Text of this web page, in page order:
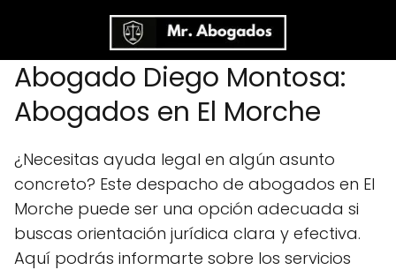
Abogado Diego Montosa:
Abogados en El Morche
¿Necesitas ayuda legal en algún asunto
concreto? Este despacho de abogados en El
Morche puede ser una opción adecuada si
buscas orientación jurídica clara y efectiva.
Aquí podrás informarte sobre los servicios